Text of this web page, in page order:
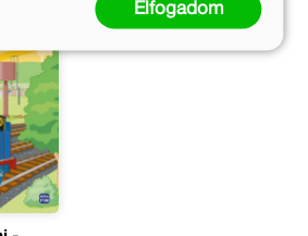
Elfogadom